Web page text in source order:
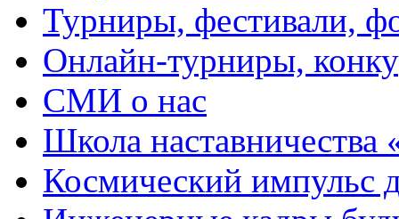
Турниры, фестивали,
Онлайн-турниры,
СМИ о нас
Школа
Космический импульс